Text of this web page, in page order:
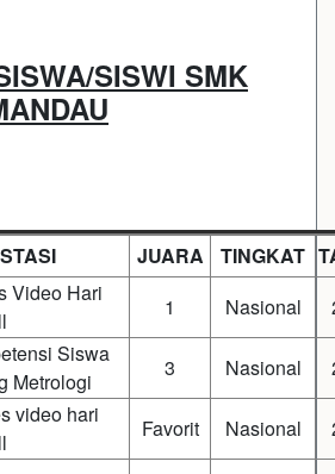
SISWI SMK
JUARA TINGKAT
Video Hari
1 Nasional
Siswa
Metrologi
3 Nasional
video hari
Favorit Nasional